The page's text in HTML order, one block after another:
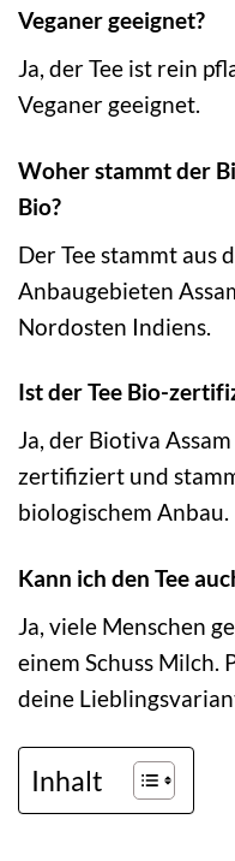
Veganer geeignet?
Ja, der Tee ist rein
Veganer geeignet.
Woher stammt der
Bio?
Der Tee stammt aus
Anbaugebieten
Nordosten Indiens.
Ist der Tee Bio-
Ja, der Biotiva
zertifiziert und
biologischem Anbau.
Kann ich den Tee
Ja, viele Menschen
einem Schuss Milch.
deine
Inhalt